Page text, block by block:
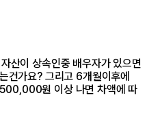
산이 상속인중 배우자가 있으면
건가요? 그리고 6개월이후에
원 이상 나면 차액에 따